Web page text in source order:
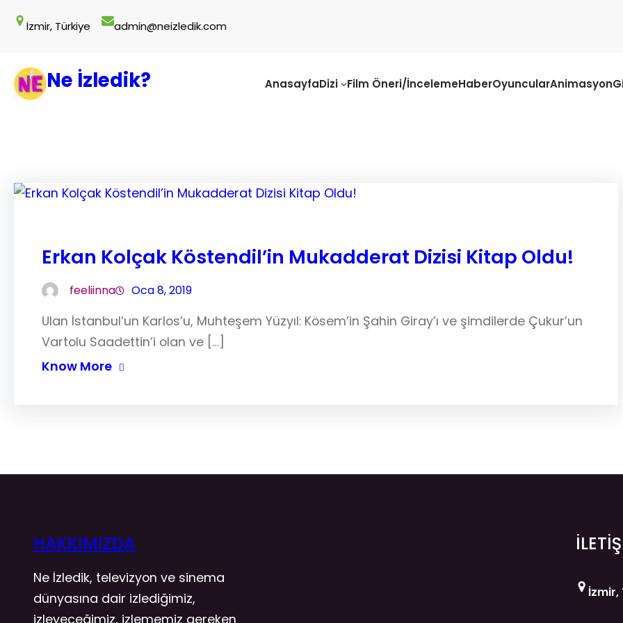
geç İzmir, Türkiye admin@neizledik.com
Ne İzledik? AnasayfaDizi Film Öneri/İncelemeHaberOyuncularAnimasyon
Erkan Kolçak Köstendil’in Mukadderat Dizisi Kitap Oldu!
feeliinna Oca 8, 2019
Ulan İstanbul’un Karlos’u, Muhteşem Yüzyıl: Kösem’in Şahin Giray’ı ve şimdilerde Çukur’un
Vartolu Saadettin’i olan ve […]
Know More
HAKKIMIZDA
Ne İzledik, televizyon ve sinema
dünyasına dair izlediğimiz,
izleyeceğimiz, izlememiz gereken
İzmir,